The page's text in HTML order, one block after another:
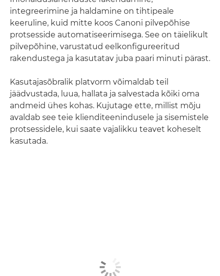
integreerimine ja haldamine on tihtipeale
keeruline, kuid mitte koos Canoni pilvepõhise
protsesside automatiseerimisega. See on täielikult
pilvepõhine, varustatud eelkonfigureeritud
rakendustega ja kasutatav juba paari minuti pärast.
Kasutajasõbralik platvorm võimaldab teil
jäädvustada, luua, hallata ja salvestada kõiki oma
andmeid ühes kohas. Kujutage ette, millist mõju
avaldab see teie klienditeenindusele ja sisemistele
protsessidele, kui saate vajalikku teavet koheselt
kasutada.